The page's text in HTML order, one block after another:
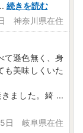
続きを読む
神奈川県在住
て遜色無く、身
も美味しくいた
ました。綺 ...
日 岐阜県在住